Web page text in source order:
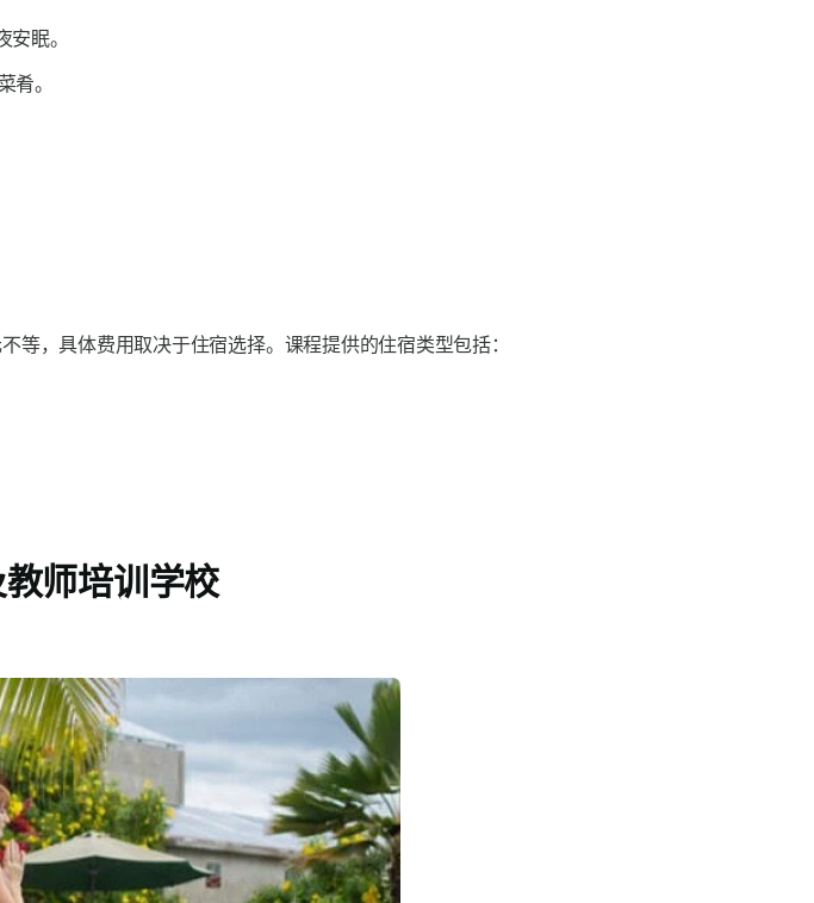
眠。
肴。
，具体费用取决于住宿选择。课程提供的住宿类型包括：
师培训学校